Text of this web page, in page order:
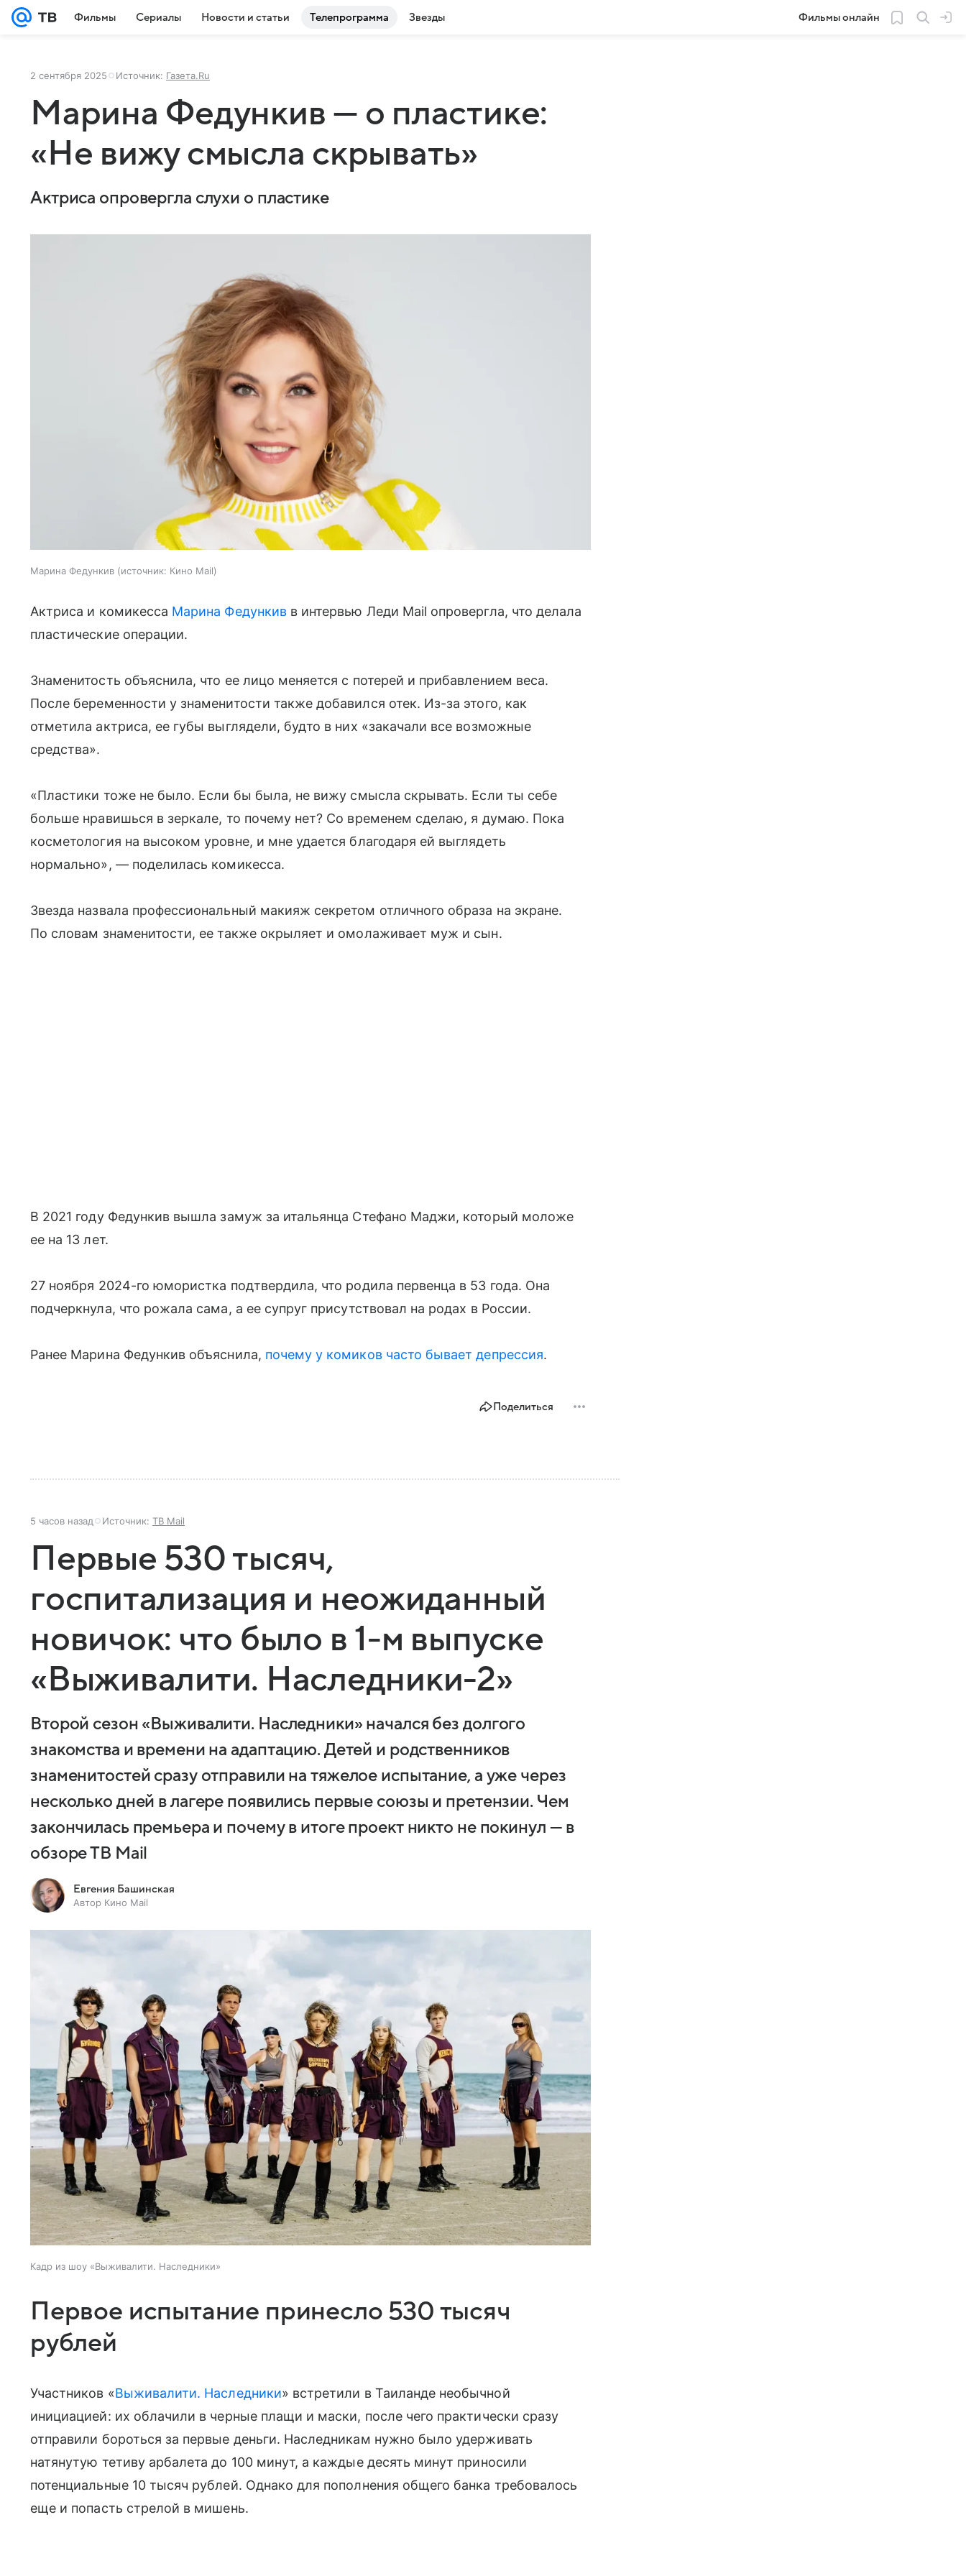
Фильмы Сериалы Новости и статьи Телепрограмма Звезды Фильмы онлайн
2 сентября 2025 Источник: Газета.Ru
Марина Федункив — о пластике:
«Не вижу смысла скрывать»
Актриса опровергла слухи о пластике
Марина Федункив источник: Кино Mail
Актриса и комикесса Марина Федункивв интервью Леди Mail опровергла, что делала
пластические операции.
Знаменитость объяснила, что ее лицо меняется с потерей и прибавлением веса.
После беременности у знаменитости также добавился отек. Из-за этого, как
отметила актриса, ее губы выглядели, будто в них «закачали все возможные
средства».
«Пластики тоже не было. Если бы была, не вижу смысла скрывать. Если ты себе
больше нравишься в зеркале, то почему нет? Со временем сделаю, я думаю. Пока
косметология на высоком уровне, и мне удается благодаря ей выглядеть
нормально», — поделилась комикесса.
Звезда назвала профессиональный макияж секретом отличного образа на экране.
По словам знаменитости, ее также окрыляет и омолаживает муж и сын.
В 2021 году Федункив вышла замуж за итальянца Стефано Маджи, который моложе
ее на 13 лет.
27 ноября 2024-го юмористка подтвердила, что родила первенца в 53 года. Она
подчеркнула, что рожала сама, а ее супруг присутствовал на родах в России.
Ранее Марина Федункив объяснила, почему у комиков часто бывает депрессия.
Поделиться
5 часов назад Источник: ТВ Mail
Первые 530 тысяч,
госпитализация и неожиданный
новичок: что было в 1-м выпуске
«Выживалити. Наследники-2»
Второй сезон «Выживалити. Наследники» начался без долгого
знакомства и времени на адаптацию. Детей и родственников
знаменитостей сразу отправили на тяжелое испытание, а уже через
несколько дней в лагере появились первые союзы и претензии. Чем
закончилась премьера и почему в итоге проект никто не покинул — в
обзоре ТВ Mail
Евгения Башинская
Автор Кино Mail
Кадр из шоу «Выживалити. Наследники»
Первое испытание принесло 530 тысяч
рублей
Участников «Выживалити. Наследники» встретили в Таиланде необычной
инициацией: их облачили в черные плащи и маски, после чего практически сразу
отправили бороться за первые деньги. Наследникам нужно было удерживать
натянутую тетиву арбалета до 100 минут, а каждые десять минут приносили
потенциальные 10 тысяч рублей. Однако для пополнения общего банка требовалось
еще и попасть стрелой в мишень.